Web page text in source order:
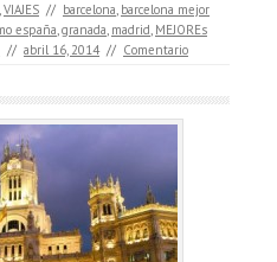
,VIAJES // barcelona, barcelona mejor
españa,granada, madrid, MEJOREs
// abril 16, 2014 // Comentario